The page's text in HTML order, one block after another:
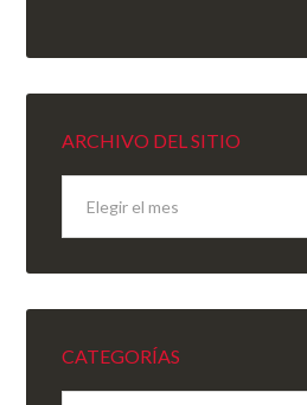
ARCHIVO DEL SITIO
sitio
CATEGORÍAS